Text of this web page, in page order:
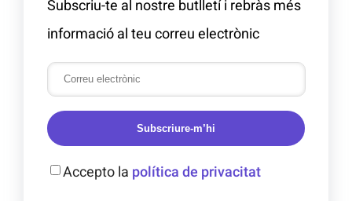
Subscriu-te al nostre butlletí i rebràs més
informació al teu correu electrònic
Subscriure-m’hi
Accepto la política de privacitat